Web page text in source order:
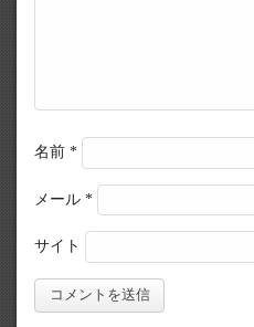
名前 *
メール *
サイト